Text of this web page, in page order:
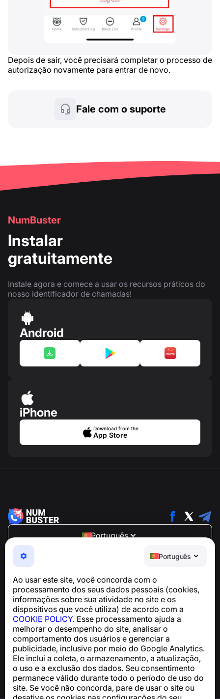
Português
Ao usar este site, você concorda com o
processamento dos seus dados pessoais (cookies,
informações sobre sua atividade no site e os
dispositivos que você utiliza) de acordo com a
COOKIE POLICY. Esse processamento ajuda a
melhorar o desempenho do site, analisar o
comportamento dos usuários e gerenciar a
publicidade, inclusive por meio do Google Analytics.
Ele inclui a coleta, o armazenamento, a atualização,
o uso e a exclusão dos dados. Seu consentimento
permanece válido durante todo o período de uso do
site. Se você não concorda, pare de usar o site ou
Depois de sair, você precisará completar o processo de
autorização novamente para entrar de novo.
Fale com o suporte
NumBuster
Instalar
gratuitamente
Instale agora e comece a usar os recursos práticos do
nosso identificador de chamadas!
Android
iPhone
Download from the
App Store
Português
NumBuster © 2013—2026 ·
support@numbuster.com
Um app fácil de usar que protege você contra golpes
Para dúvidas sobre conformidade com a GDPR:
support@numbuster.com
Central de Ajuda
Notícias e Artigos
Sobre o projeto
Contatos